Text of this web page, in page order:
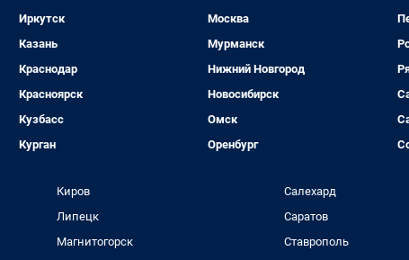
Иркутск
Казань
Краснодар
Красноярск
Кузбасс
Курган
Москва
Мурманск
Нижний Новгород
Новосибирск
Омск
Оренбург
Киров
Липецк
Магнитогорск
Салехард
Саратов
Ставрополь